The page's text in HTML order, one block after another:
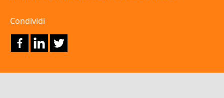
Condividi